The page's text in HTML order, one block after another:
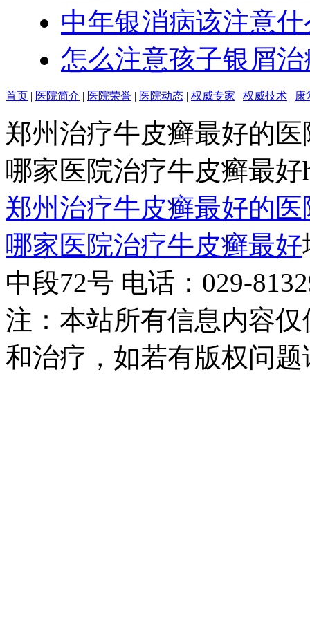
中年银消病该注意什
怎么注意孩子银屑
首页 | 医院简介 | 医院荣誉 | 医院动态 | 权威专家 | 权威技术 | 康
郑州治疗牛皮癣最好的
哪家医院治疗牛皮癣最好
郑州治疗牛皮癣最好的
哪家医院治疗牛皮癣最好
中段72号 电话：029-
注：本站所有信息内容
和治疗，如若有版权问